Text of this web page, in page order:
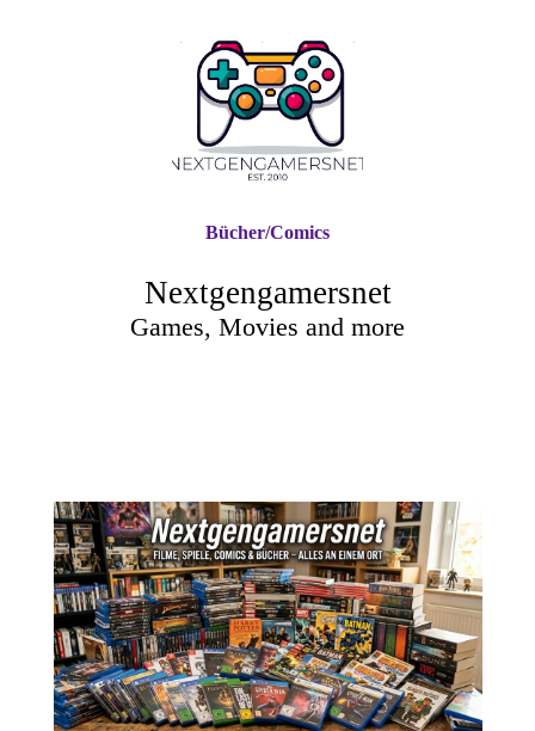
Nextgengamersnet
Games, Movies and more
Bücher/Comics